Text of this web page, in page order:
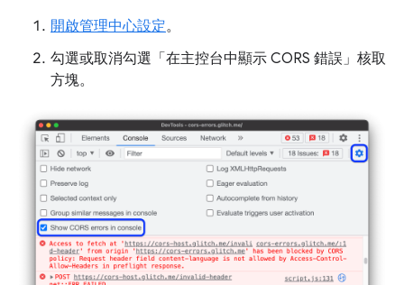
開啟管理中心設定。
勾選或取消勾選「在主控台中顯示 CORS 錯誤」 核取
方塊。